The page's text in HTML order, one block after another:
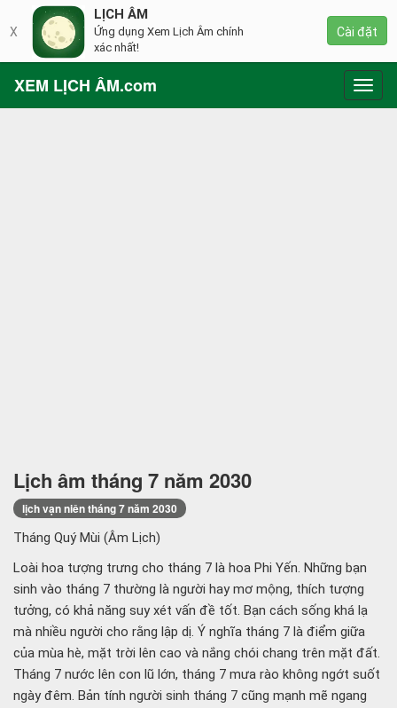
XEM LỊCH ÂM.com
Lịch âm tháng 7 năm 2030
lịch vạn niên tháng 7 năm 2030
Tháng Quý Mùi (Âm Lịch)
Loài hoa tượng trưng cho tháng 7 là hoa Phi Yến. Những bạn
sinh vào tháng 7 thường là người hay mơ mộng, thích tượng
tưởng, có khả năng suy xét vấn đề tốt. Bạn cách sống khá lạ
mà nhiều người cho rằng lập dị. Ý nghĩa tháng 7 là điểm giữa
của mùa hè, mặt trời lên cao và nắng chói chang trên mặt đất.
Tháng 7 nước lên con lũ lớn, tháng 7 mưa rào không ngớt suốt
ngày đêm. Bản tính người sinh tháng 7 cũng mạnh mẽ ngang
X
LỊCH ÂM
Ứng dụng Xem Lịch Âm chính
xác nhất!
Cài đặt